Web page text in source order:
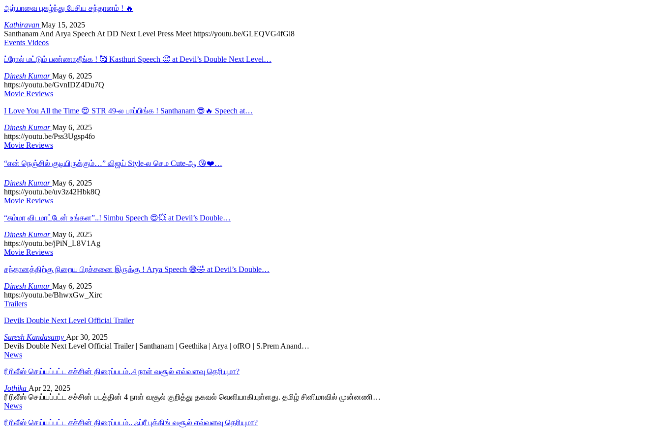
ஆர்யாவை புகழ்ந்து பேசிய சந்தானம் ! 🔥
Kathiravan May 15, 2025
Santhanam And Arya Speech At DD Next Level Press Meet https://youtu.be/GLEQVG4fGi8
Events Videos
ட்ரோல் மட்டும் பண்ணாதீங்க ! 🥰 Kasthuri Speech 🥵 at Devil’s Double Next Level…
Dinesh KumarMay 6, 2025
https://youtu.be/GvnIDZ4Du7Q
Movie Reviews
I Love You All the Time 😍 STR 49-ல பாப்பிங்க ! Santhanam 😎🔥 Speech at…
Dinesh KumarMay 6, 2025
https://youtu.be/Pss3Ugsp4fo
Movie Reviews
“என் நெஞ்சில் குடியிருக்கும்…” விஜய் Style-ல செம Cute-ஆ 😘❤️…
Dinesh KumarMay 6, 2025
https://youtu.be/uv3z42Hbk8Q
Movie Reviews
“சும்மா விடமாட்டேன் உங்கள”..! Simbu Speech 😍💥 at Devil’s Double…
Dinesh KumarMay 6, 2025
https://youtu.be/jPiN_L8V1Ag
Movie Reviews
சந்தானத்திற்கு நிறைய பிரச்சனை இருக்கு ! Arya Speech 😅🤣 at Devil’s Double…
Dinesh KumarMay 6, 2025
https://youtu.be/BhwxGw_Xirc
Trailers
Devils Double Next Level Official Trailer
Suresh Kandasamy Apr 30, 2025
Devils Double Next Level Official Trailer | Santhanam | Geethika | Arya | ofRO | S.Prem Anand…
News
ரீ ரிலீஸ் செய்யப்பட்ட சச்சின் திரைப்படம்..4 நாள் வசூல் எவ்வளவு தெரியுமா?
Jothika Apr 22, 2025
ரீ ரிலீஸ் செய்யப்பட்ட சச்சின் படத்தின் 4 நாள் வசூல் குறித்து தகவல் வெளியாகியுள்ளது. தமிழ் சினிமாவில் முன்னணி…
News
ரீ ரிலீஸ் செய்யப்பட்ட சச்சின் திரைப்படம்.. ஃப்ரீ புக்கிங் வசூல் எவ்வளவு தெரியுமா?